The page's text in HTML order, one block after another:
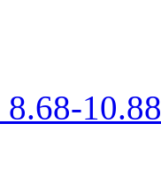
8.68-